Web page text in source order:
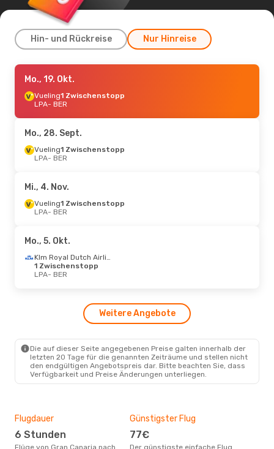
Hin- und Rückreise Nur Hinreise
Mi., 14. Okt.- Mi., 21. Okt.
Vueling1 Zwischenstopp
LPA- BER
BER- LPA
Sa., 19. Sept.- Sa., 26. Sept.
LPA
- BER
Vueling1 Zwischenstopp
BER- LPA
Vueling1 Zwischenstopp
LPA - BER
Vueling1 Zwischenstopp
BER
- LPA
- Mo., 2. Nov.
1 Zwischenstopp
Mo., 19. Okt.
Vueling1 Zwischenstopp
LPA- BER
Mo., 28. Sept.
Vueling1 Zwischenstopp
LPA- BER
Mi., 4. Nov.
Vueling1 Zwischenstopp
LPA- BER
Mo., 5. Okt.
Klm Royal Dutch Airlines
1 Zwischenstopp
LPA- BER
Weitere Angebote
Die auf dieser Seite angegebenen Preise galten innerhalb der
letzten 20 Tage für die genannten Zeiträume und stellen nicht
den endgültigen Angebotspreis dar. Bitte beachten Sie, dass
Verfügbarkeit und Preise Änderungen unterliegen.
Flugdauer
6 Stunden
Flüge von Gran Canaria nach
Günstigster Flug
77€
Der günstigste einfache Flug